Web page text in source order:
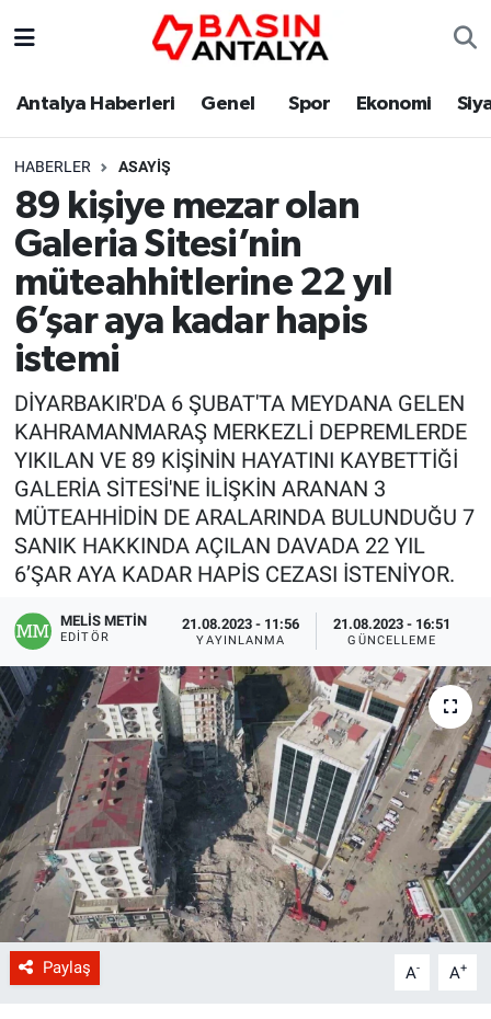
Antalya Haberleri Genel Spor Ekonomi
HABERLER ASAYIŞ
89 kişiye mezar olan
Galeria Sitesi’nin
müteahhitlerine 22 yıl
6’şar aya kadar hapis
istemi
DİYARBAKIR'DA 6 ŞUBAT'TA MEYDANA GELEN
KAHRAMANMARAŞ MERKEZLİ DEPREMLERDE
YIKILAN VE 89 KİŞİNİN HAYATINI KAYBETTİĞİ
GALERİA SİTESİ'NE İLİŞKİN ARANAN 3
MÜTEAHHİDİN DE ARALARINDA BULUNDUĞU 7
SANIK HAKKINDA AÇILAN DAVADA 22 YIL
6’ŞAR AYA KADAR HAPİS CEZASI İSTENİYOR.
MELİS METİN
EDITÖR
21.08.2023 - 11:56
YAYINLANMA
21.08.2023 - 16:51
GÜNCELLEME
Paylaş A- A+